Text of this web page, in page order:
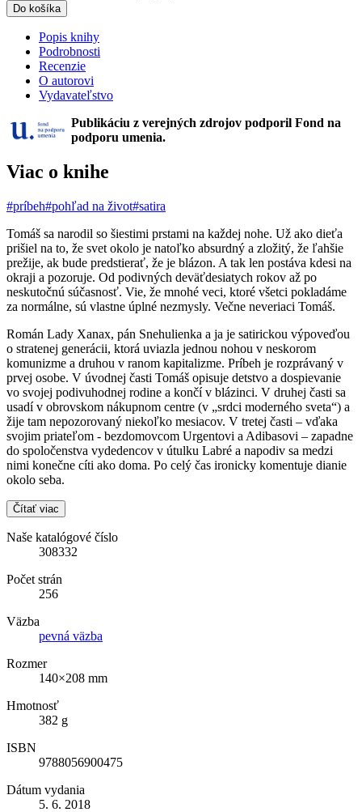
Do košíka
Popis knihy
Podrobnosti
Recenzie
O autorovi
Vydavateľstvo
Publikáciu z verejných zdrojov podporil Fond na
podporu umenia.
Viac o knihe
#príbeh#pohľad na život#satira
Tomáš sa narodil so šiestimi prstami na každej nohe. Už ako dieťa
prišiel na to, že svet okolo je natoľko absurdný a zložitý, že ľahšie
prežije, ak bude predstierať, že je blázon. A tak len postáva kdesi na
okraji a pozoruje. Od podivných deväťdesiatych rokov až po
neskutočnú súčasnosť. Vie, že mnohé veci, ktoré všetci pokladáme
za normálne, sú vlastne úplné nezmysly. Večne neveriaci Tomáš.
Román Lady Xanax, pán Snehulienka a ja je satirickou výpoveďou
o stratenej generácii, ktorá uviazla jednou nohou v neskorom
komunizme a druhou v ranom kapitalizme. Príbeh je rozprávaný v
prvej osobe. V úvodnej časti Tomáš opisuje detstvo a dospievanie
vo svojej podivuhodnej rodine a končí v blázinci. V druhej časti sa
usadí v obrovskom nákupnom centre (v „srdci moderného sveta“) a
žije tam nepozorovaný niekoľko mesiacov. V tretej časti – vďaka
svojim priateľom - bezdomovcom Urgentovi a Adibasovi – zapadne
do spoločenstva vydedencov v útulku Labré a napodiv sa medzi
nimi konečne cíti ako doma. Po celý čas ironicky komentuje dianie
okolo seba.
Čítať viac
Naše katalógové číslo
308332
Počet strán
256
Väzba
pevná väzba
Rozmer
140×208 mm
Hmotnosť
382 g
ISBN
9788056900475
Dátum vydania
5. 6. 2018